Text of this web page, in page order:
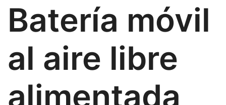
Batería móvil
al aire libre
alimentada